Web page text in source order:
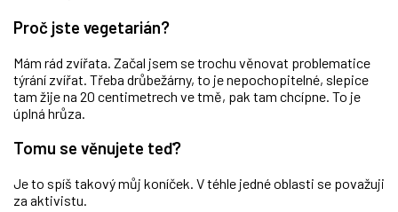
Proč jste vegetarián?
Mám rád zvířata. Začal jsem se trochu věnovat problematice
týrání zvířat. Třeba drůbežárny, to je nepochopitelné, slepice
tam žije na 20 centimetrech ve tmě, pak tam chcípne. To je
úplná hrůza.
Tomu se věnujete teď?
Je to spíš takový můj koníček. V téhle jedné oblasti se považuji
za aktivistu.